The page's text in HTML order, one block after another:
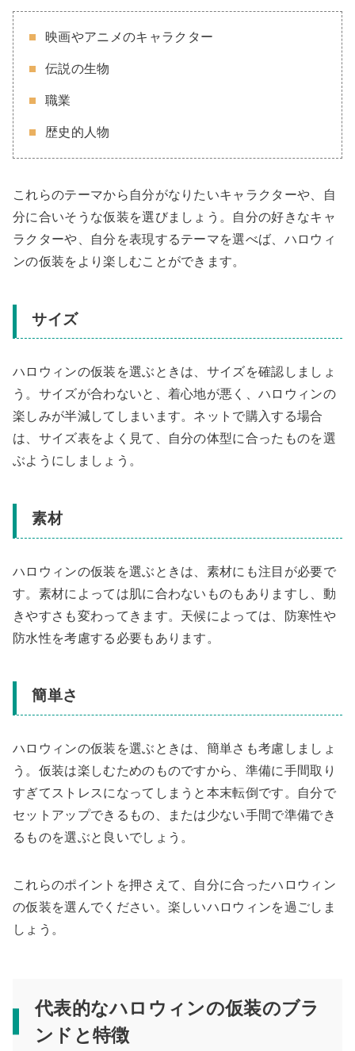
映画やアニメのキャラクター
伝説の生物
職業
歴史的人物
これらのテーマから自分がなりたいキャラクターや、自
分に合いそうな仮装を選びましょう。自分の好きなキャ
ラクターや、自分を表現するテーマを選べば、ハロウィ
ンの仮装をより楽しむことができます。
サイズ
ハロウィンの仮装を選ぶときは、サイズを確認しましょ
う。サイズが合わないと、着心地が悪く、ハロウィンの
楽しみが半減してしまいます。ネットで購入する場合
は、サイズ表をよく見て、自分の体型に合ったものを選
ぶようにしましょう。
素材
ハロウィンの仮装を選ぶときは、素材にも注目が必要で
す。素材によっては肌に合わないものもありますし、動
きやすさも変わってきます。天候によっては、防寒性や
防水性を考慮する必要もあります。
簡単さ
ハロウィンの仮装を選ぶときは、簡単さも考慮しましょ
う。仮装は楽しむためのものですから、準備に手間取り
すぎてストレスになってしまうと本末転倒です。自分で
セットアップできるもの、または少ない手間で準備でき
るものを選ぶと良いでしょう。
これらのポイントを押さえて、自分に合ったハロウィン
の仮装を選んでください。楽しいハロウィンを過ごしま
しょう。
代表的なハロウィンの仮装のブラ
ンドと特徴